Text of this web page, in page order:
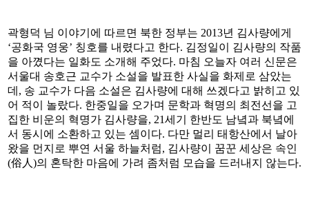
곽형덕 님 이야기에 따르면 북한 정부는 2013년 김사량에게
‘공화국 영웅’ 칭호를 내렸다고 한다. 김정일이 김사량의 작품
을 아꼈다는 일화도 소개해 주었다. 마침 오늘자 여러 신문은
서울대 송호근 교수가 소설을 발표한 사실을 화제로 삼았는
데, 송 교수가 다음 소설은 김사량에 대해 쓰겠다고 밝히고 있
어 적이 놀랐다. 한중일을 오가며 문학과 혁명의 최전선을 고
집한 비운의 혁명가 김사량을, 21세기 한반도 남녘과 북녘에
서 동시에 소환하고 있는 셈이다. 다만 멀리 태항산에서 날아
왔을 먼지로 뿌연 서울 하늘처럼, 김사량이 꿈꾼 세상은 속인
(俗人)의 혼탁한 마음에 가려 좀처럼 모습을 드러내지 않는다.